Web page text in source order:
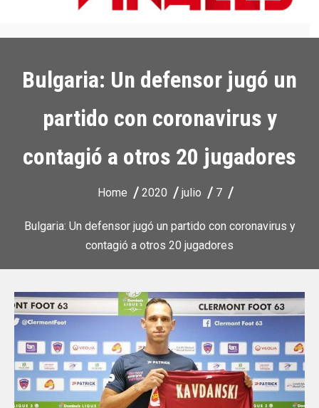
Bulgaria: Un defensor jugó un
partido con coronavirus y
contagió a otros 20 jugadores
Home 2020 julio 7
Bulgaria: Un defensor jugó un partido con coronavirus y
contagió a otros 20 jugadores